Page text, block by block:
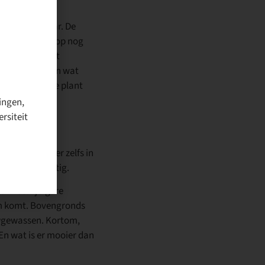
naar nectar. De
kunnen op nog
Uit
groeien en wat
zonder die plant
waar
maar om
jaren wordt er zelfs in
is zeer spijtig.
veelzijdigere
Bovengronds
Kortom,
wat is er mooier dan